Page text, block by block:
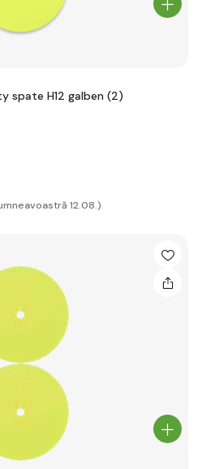
spate H12 galben (2)
12.08.)